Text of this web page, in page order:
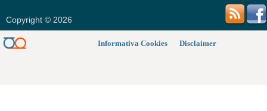
Copyright © 2026
Disclaimer
Informativa Cookies